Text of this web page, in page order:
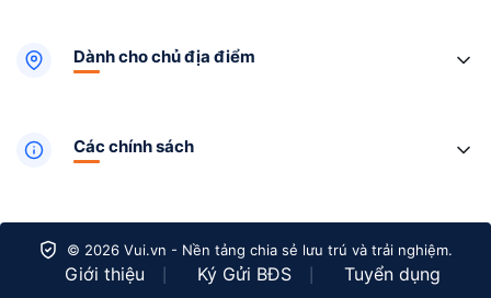
Dành cho chủ địa điểm
Các chính sách
© 2026 Vui.vn - Nền tảng chia sẻ lưu trú và trải nghiệm.
Giới thiệu Ký Gửi BĐS Tuyển dụng